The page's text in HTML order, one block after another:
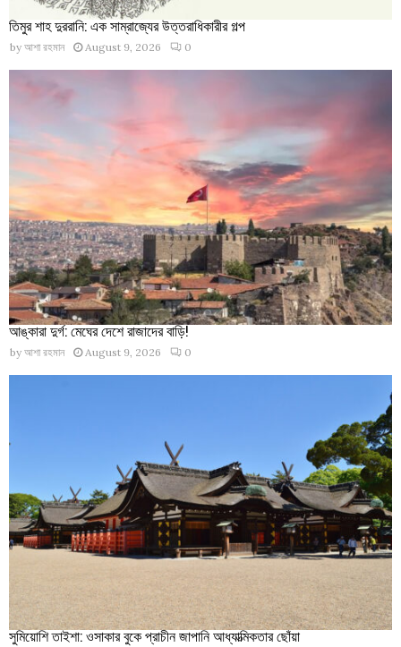
তিমুর শাহ দুররানি: এক সাম্রাজ্যের উত্তরাধিকারীর গল্প
by আশা রহমান August 9, 2026 0
আঙ্কারা দুর্গ: মেঘের দেশে রাজাদের বাড়ি!
by আশা রহমান August 9, 2026 0
সুমিয়োশি তাইশা: ওসাকার বুকে প্রাচীন জাপানি আধ্যাত্মিকতার ছোঁয়া